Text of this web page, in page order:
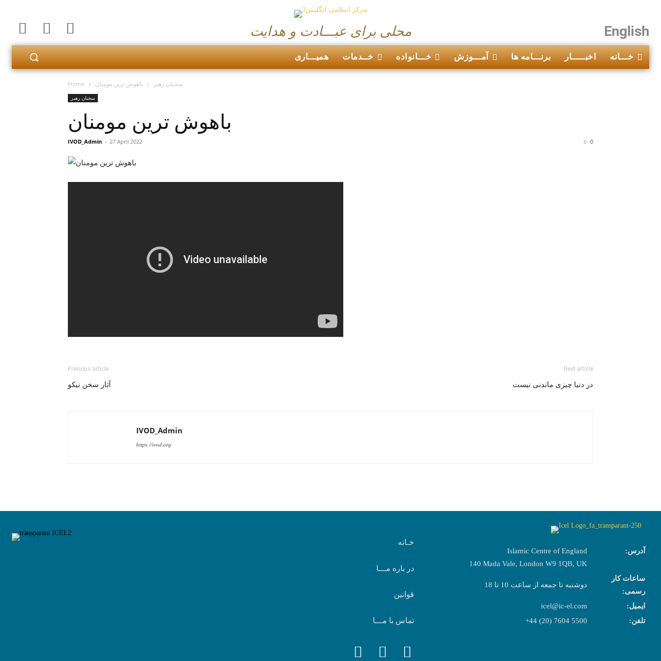
محلی برای عبـــادت و هدایت English
همیـــاری خــدمات خـــانواده آمـــوزش برنـــامه ها اخبـــــار خـــانه
Home سخنان رهبر باهوش ترین مومنان
سخنان رهبر
باهوش ترین مومنان
IVOD_Admin - 27 April 2022 0
Previous article
آثار سخن نیکو
Next article
در دنیا چیزی ماندنی نیست
IVOD_Admin
https://ivod.org
خـانه
در باره مـــا
قوانین
تماس با مـــا
Islamic Centre of England
140 Mada Vale, London W9 1QB, UK
آدرس:
دوشنبه تا جمعه از ساعت 10 تا 18
ساعات کار
رسمی:
icel@ic-el.com
ایمیل:
+44 (20) 7604 5500
تلفن: